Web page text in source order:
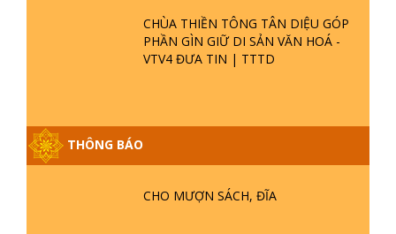
CHÙA THIỀN TÔNG TÂN DIỆU GÓP
PHẦN GÌN GIỮ DI SẢN VĂN HOÁ -
VTV4 ĐƯA TIN | TTTD
THÔNG BÁO
CHO MƯỢN SÁCH, ĐĨA
GIẢI ĐÁP ĐẶC BIỆT P25 - SUỐT 49
NĂM PHẬT KHÔNG NÓI? HỘI LONG
HOA LÀ HỘI GÌ? TỬ VÌ ĐẠO